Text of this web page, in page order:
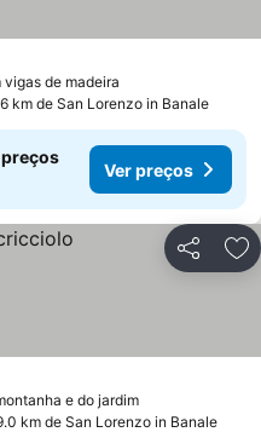
de madeira
km de San Lorenzo in Banale
preços
Ver preços
Partilhar
e do jardimVer preços
km de San Lorenzo in Banale